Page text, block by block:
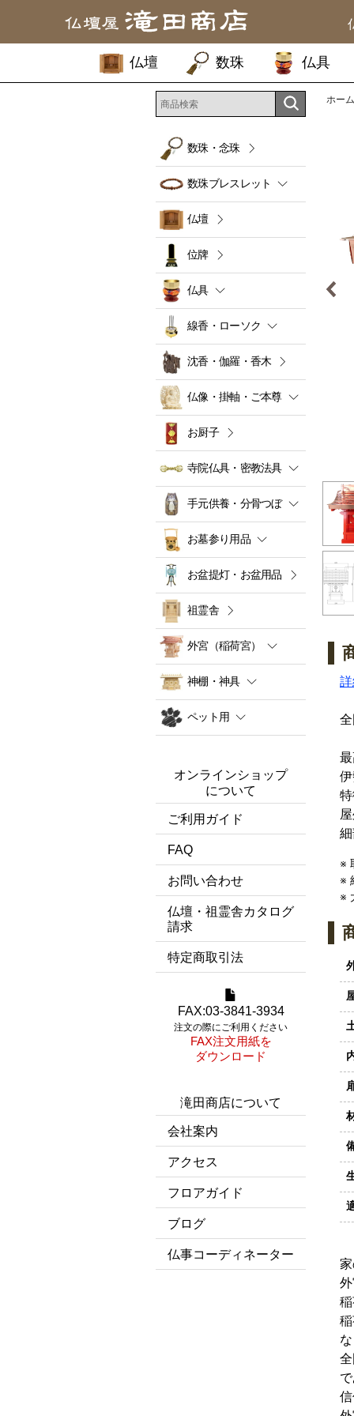
仏壇 数珠 仏具
ホーム
※
※
※
数珠・念珠
数珠ブレスレット
仏壇
位牌
仏具
線香・ローソク
沈香・伽羅・香木
仏像・掛軸・ご本尊
お厨子
寺院仏具・密教法具
手元供養・分骨つぼ
お墓参り用品
お盆提灯・お盆用品
祖霊舎
外宮（稲荷宮）
神棚・神具
ペット用
オンラインショップ
について
ご利用ガイド
FAQ
お問い合わせ
仏壇・祖霊舎カタログ
請求
特定商取引法
FAX:03-3841-3934
注文の際にご利用ください
FAX注文用紙を
ダウンロード
滝田商店について
会社案内
アクセス
フロアガイド
ブログ
仏事コーディネーター